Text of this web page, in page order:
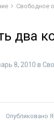
Свободное
два
8, 2010 в
Опубликовано